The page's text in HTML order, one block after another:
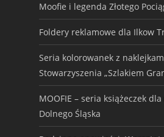
Moofie i legenda Złotego
Foldery reklamowe dla Ilkow
Seria kolorowanek z
Stowarzyszenia „Szlakiem
MOOFIE – seria książeczek
Dolnego Śląska